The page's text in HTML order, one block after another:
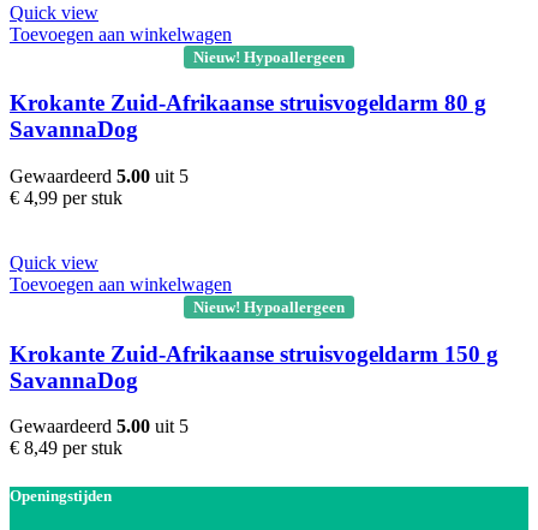
Quick view
Toevoegen aan winkelwagen
Nieuw! Hypoallergeen
Krokante Zuid-Afrikaanse struisvogeldarm 80 g
SavannaDog
Gewaardeerd 5.00 uit 5
€ 4,99 per stuk
Quick view
Toevoegen aan winkelwagen
Nieuw! Hypoallergeen
Krokante Zuid-Afrikaanse struisvogeldarm 150 g
SavannaDog
Gewaardeerd 5.00 uit 5
€ 8,49 per stuk
Openingstijden